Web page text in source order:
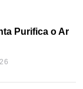
Purifica o Ar